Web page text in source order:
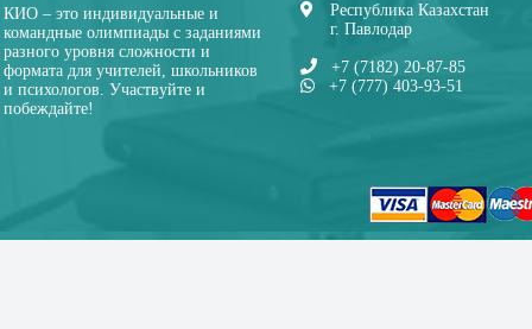
КИО – это индивидуальные и
командные олимпиады с заданиями
разного уровня сложности и
формата для учителей, школьников
и психологов. Участвуйте и
побеждайте!
Республика Казахстан
г. Павлодар
+7 (7182) 20-87-85
+7 (777) 403-93-51